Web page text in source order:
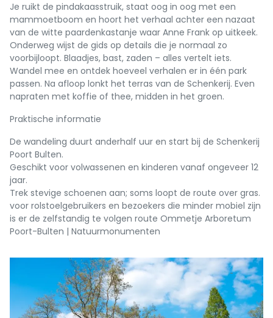
Je ruikt de pindakaasstruik, staat oog in oog met een
mammoetboom en hoort het verhaal achter een nazaat
van de witte paardenkastanje waar Anne Frank op uitkeek.
Onderweg wijst de gids op details die je normaal zo
voorbijloopt. Blaadjes, bast, zaden – alles vertelt iets.
Wandel mee en ontdek hoeveel verhalen er in één park
passen. Na afloop lonkt het terras van de Schenkerij. Even
napraten met koffie of thee, midden in het groen.
Praktische informatie
De wandeling duurt anderhalf uur en start bij de Schenkerij
Poort Bulten.
Geschikt voor volwassenen en kinderen vanaf ongeveer 12
jaar.
Trek stevige schoenen aan; soms loopt de route over gras.
voor rolstoelgebruikers en bezoekers die minder mobiel zijn
is er de zelfstandig te volgen route Ommetje Arboretum
Poort-Bulten | Natuurmonumenten